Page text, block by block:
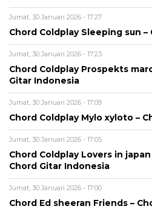
Jumat, 30 Januari 2026 - 17:27
Chord Coldplay Sleeping sun
Jumat, 30 Januari 2026 - 17:23
Chord Coldplay Prospekts
Gitar Indonesia
Jumat, 30 Januari 2026 - 17:09
Chord Coldplay Mylo xyloto –
Jumat, 30 Januari 2026 - 17:05
Chord Coldplay Lovers in
Chord Gitar Indonesia
Jumat, 30 Januari 2026 - 17:00
Chord Ed sheeran Friends –